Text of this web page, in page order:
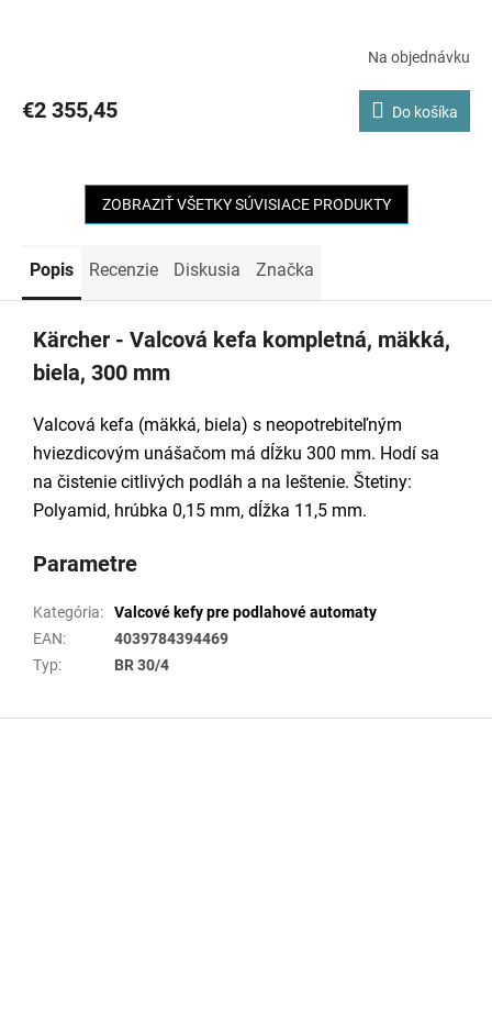
Na objednávku
€2 355,45 Do košíka
ZOBRAZIŤ VŠETKY SÚVISIACE PRODUKTY
Popis Recenzie Diskusia Značka
Kärcher - Valcová kefa kompletná, mäkká,
biela, 300 mm
Valcová kefa (mäkká, biela) s neopotrebiteľným
hviezdicovým unášačom má dĺžku 300 mm. Hodí sa
na čistenie citlivých podláh a na leštenie. Štetiny:
Polyamid, hrúbka 0,15 mm, dĺžka 11,5 mm.
Parametre
Kategória:
Valcové kefy pre podlahové automaty
EAN:
4039784394469
Typ: BR 30/4